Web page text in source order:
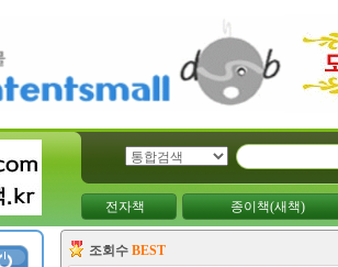
전자책 종이책(새책)
조회수 BEST